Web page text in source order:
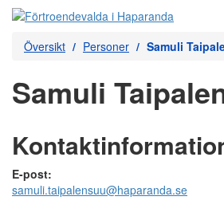
Översikt Personer Samuli
Samuli
E-post:
samuli.taipalensuu@haparanda.se